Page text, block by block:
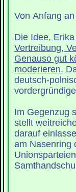
Von Anfang
Die Idee,
Vertreibung,
Genauso gut
moderieren.
deutsch-
Im Gegenzug
stellt
darauf
am Nasenring